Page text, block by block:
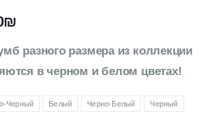
₪
разного размера из коллекции
в черном и белом цветах!
Черный Белый Черно-Белый Черный